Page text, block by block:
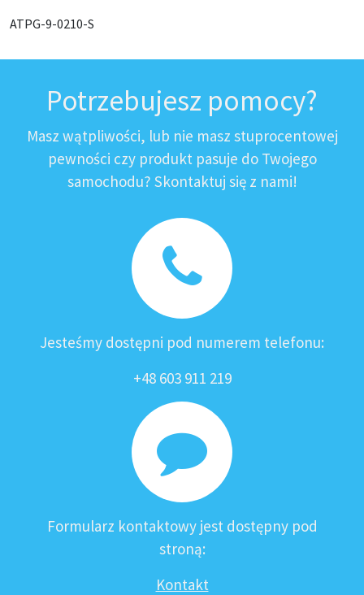
ATPG-9-0210-S
Potrzebujesz pomocy?
Masz wątpliwości, lub nie masz stuprocentowej
pewności czy produkt pasuje do Twojego
samochodu? Skontaktuj się z nami!
Jesteśmy dostępni pod numerem telefonu:
+48 603 911 219
Formularz kontaktowy jest dostępny pod
stroną:
Kontakt